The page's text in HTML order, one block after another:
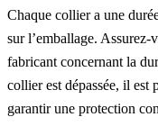
Chaque collier a une
sur l’emballage. Assurez-
fabricant concernant la
collier est dépassée, il est
garantir une protection